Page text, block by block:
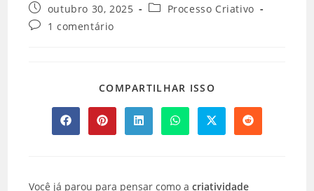
Post
publicado:
outubro 30, 2025
Categoria
Processo Criativo
Comentários
1 comentário
COMPARTILHAR ISSO
CONTEÚDO
Abre
em
Abre
em
Abre
em
Abre
em
Abre
em
Abre
em
Você já parou para pensar como acriatividade